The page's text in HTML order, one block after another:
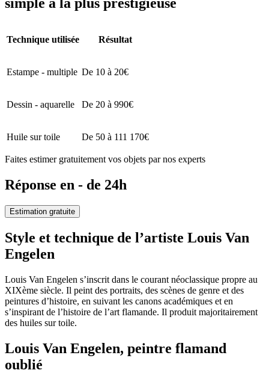
Technique utilisée Résultat
Estampe - multiple De 10 à 20€
Dessin - aquarelle De 20 à 990€
Huile sur toile De 50 à 111 170€
Faites estimer gratuitement vos objets par nos experts
Réponse en - de 24h
Estimation gratuite
Style et technique de l’artiste Louis Van
Engelen
Louis Van Engelen s’inscrit dans le courant néoclassique propre au
XIXème siècle. Il peint des portraits, des scènes de genre et des
peintures d’histoire, en suivant les canons académiques et en
s’inspirant de l’histoire de l’art flamande. Il produit majoritairement
des huiles sur toile.
Louis Van Engelen, peintre flamand
oublié